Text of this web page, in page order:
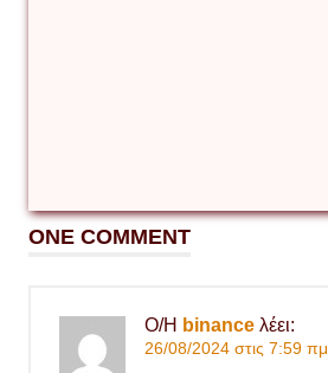
ONE COMMENT
Ο/Η binance λέει:
26/08/2024 στις 7:59 πμ